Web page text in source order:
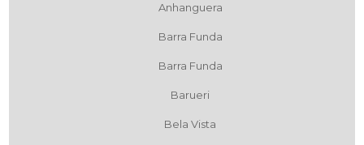
Anhanguera
Barra Funda
Barra Funda
Barueri
Bela Vista